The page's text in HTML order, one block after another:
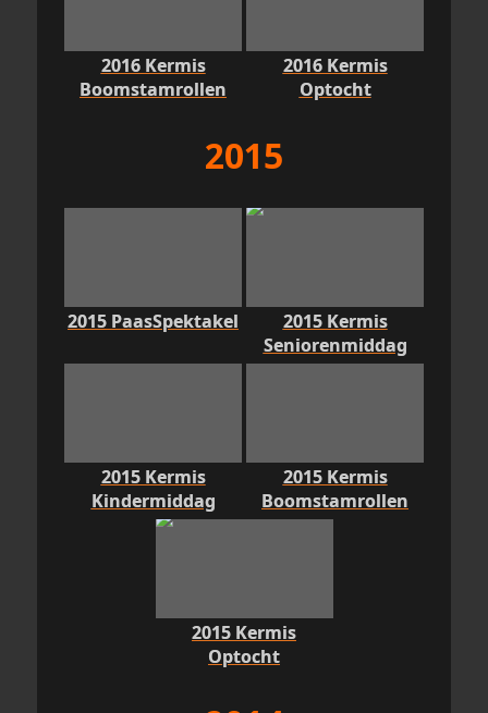
2016 Kermis
Boomstamrollen
2016 Kermis
Optocht
2015
2015 PaasSpektakel
2015 Kermis
Seniorenmiddag
2015 Kermis
Kindermiddag
2015 Kermis
Boomstamrollen
2015 Kermis
Optocht